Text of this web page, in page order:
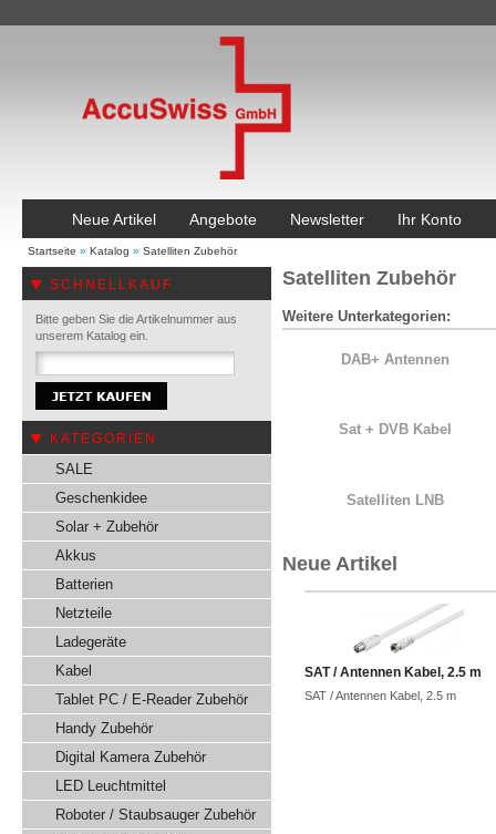
Neue Artikel Angebote Newsletter Ihr Konto
Startseite » Katalog » Satelliten Zubehör
SCHNELLKAUF
Bitte geben Sie die Artikelnummer aus
unserem Katalog ein.
KATEGORIEN
SALE
Geschenkidee
Solar + Zubehör
Akkus
Batterien
Netzteile
Ladegeräte
Kabel
Tablet PC / E-Reader Zubehör
Handy Zubehör
Digital Kamera Zubehör
LED Leuchtmittel
Roboter / Staubsauger Zubehör
Satelliten Zubehör
Weitere Unterkategorien:
DAB+ Antennen
Sat + DVB Kabel
Satelliten LNB
Neue Artikel
SAT / Antennen Kabel, 2.5 m
SAT / Antennen Kabel, 2.5 m